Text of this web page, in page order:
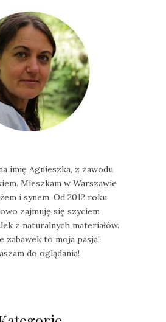
imię Agnieszka, z zawodu
Mieszkam w Warszawie
i synem. Od 2012 roku
zajmuję się szyciem
z naturalnych materiałów.
zabawek to moja pasja!
do oglądania!